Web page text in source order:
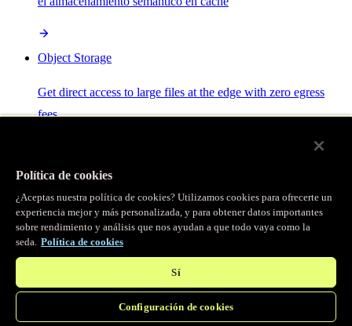
Object Storage
Get direct access to large files at the edge with zero egress
fees
Caché programable
Obtén acceso programático completo a la misma caché
legendaria que impulsa nuestra CDN.
Política de cookies
¿Aceptas nuestra política de cookies? Utilizamos cookies para ofrecerte un
experiencia mejor y más personalizada, y para obtener datos importantes
sobre rendimiento y análisis que nos ayudan a que todo vaya como la
seda. Política de cookies
Sí
Configuración de cookies